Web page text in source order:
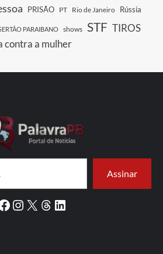
PRISÃO PT Rio de Janeiro Rússia
PARAIBANO shows STF TIROS
contra a mulher
Assinar
Instagram
X Threads
LinkedIn